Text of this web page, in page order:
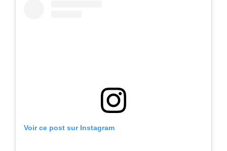
Voir ce post sur Instagram